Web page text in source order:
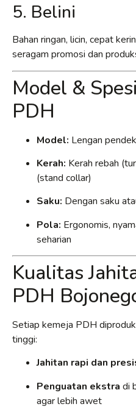
5. Belini
Bahan ringan, licin, cepat
seragam promosi dan
Model &
PDH
Model: Lengan
Kerah: Kerah rebah
(stand collar)
Saku: Dengan saku
Pola: Ergonomis,
seharian
Kualitas
PDH
Setiap kemeja PDH
tinggi:
Jahitan rapi dan
Penguatan ekstra di
agar lebih awet